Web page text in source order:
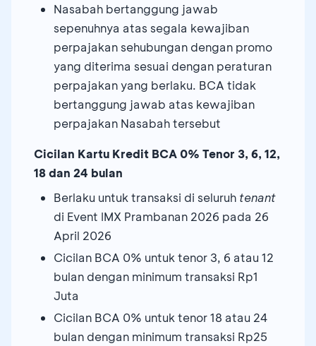
Nasabah bertanggung jawab
sepenuhnya atas segala kewajiban
perpajakan sehubungan dengan promo
yang diterima sesuai dengan peraturan
perpajakan yang berlaku. BCA tidak
bertanggung jawab atas kewajiban
perpajakan Nasabah tersebut
Cicilan Kartu Kredit BCA 0% Tenor 3, 6, 12,
18 dan 24 bulan
Berlaku untuk transaksi di seluruh tenant
di Event IMX Prambanan 2026 pada 26
April 2026
Cicilan BCA 0% untuk tenor 3, 6 atau 12
bulan dengan minimum transaksi Rp1
Juta
Cicilan BCA 0% untuk tenor 18 atau 24
bulan dengan minimum transaksi Rp25